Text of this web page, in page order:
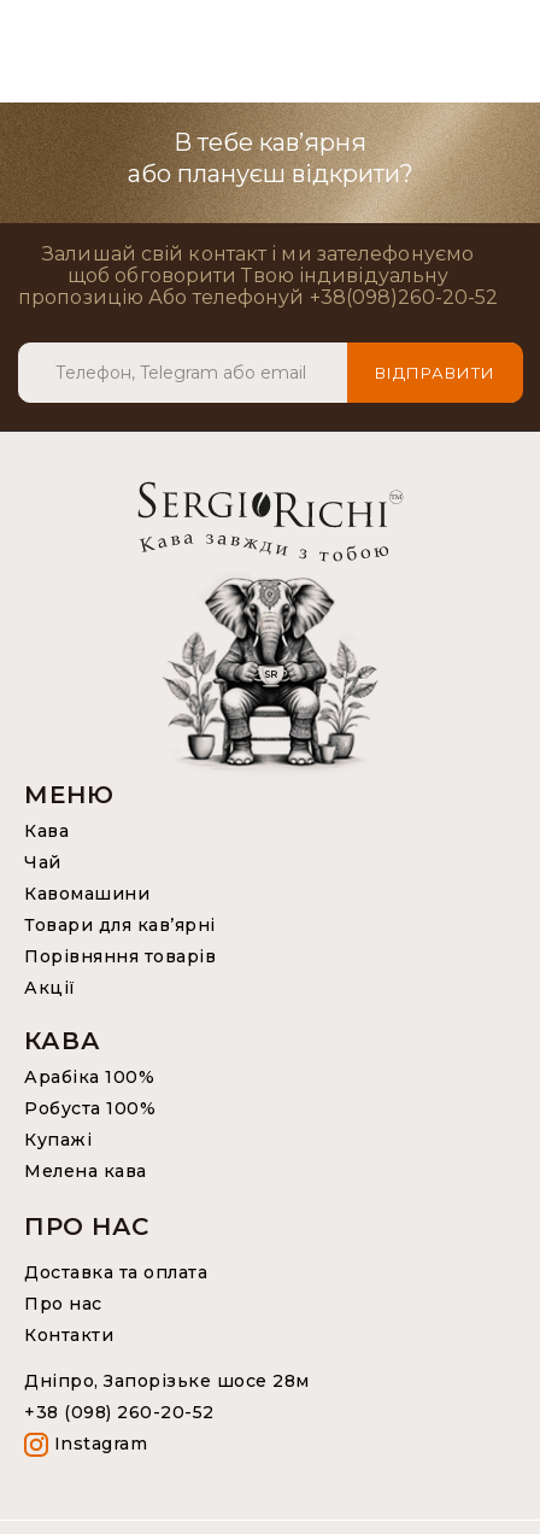
В тебе кав’ярня
або плануєш відкрити?
Залишай свій контакт і ми зателефонуємо
щоб обговорити Твою індивідуальну
пропозицію Або телефонуй +38(098)260-20-52
ВІДПРАВИТИ
МЕНЮ
Кава
Чай
Кавомашини
Товари для кав’ярні
Порівняння товарів
Акції
КАВА
Арабіка 100%
Робуста 100%
Купажі
Мелена кава
ПРО НАС
Доставка та оплата
Про нас
Контакти
Дніпро, Запорізьке шосе 28м
+38 (098) 260-20-52
Instagram